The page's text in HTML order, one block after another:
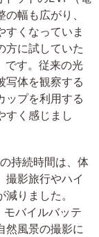
幅も広がり、
すくなっていま
方に試していた
です。従来の光
写体を観察する
ップを利用する
すく感じまし
持続時間は、体
撮影旅行やハイ
りました。
バイルバッテ
然風景の撮影に